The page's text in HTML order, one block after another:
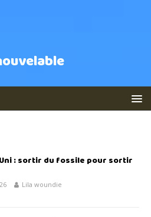
: sortir du fossile pour sortir
Lila woundie